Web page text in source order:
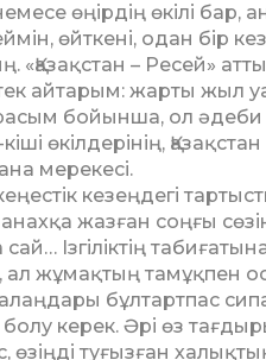
өңірдің өкілі
өйткені, одан бір
«Қазақстан – Ресей»
айтарым: жарты жыл
бойынша, ол
өкілдерінің,
мерекесі.
кезеңдегі
жазған соңғы
Ізгіліктің
ал жұмақтың тамұқпен
бұлтартпас
керек. Әрі өз
өзіңді туғызған